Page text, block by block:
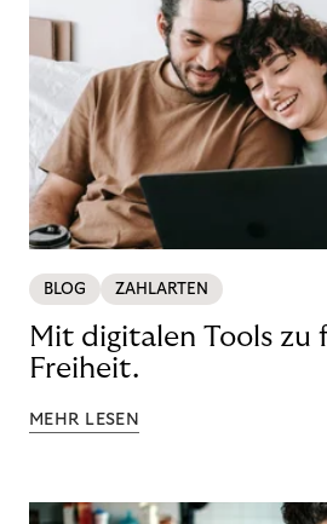
BLOG ZAHLARTEN
Mit digitalen Tools zu
Freiheit.
MEHR LESEN